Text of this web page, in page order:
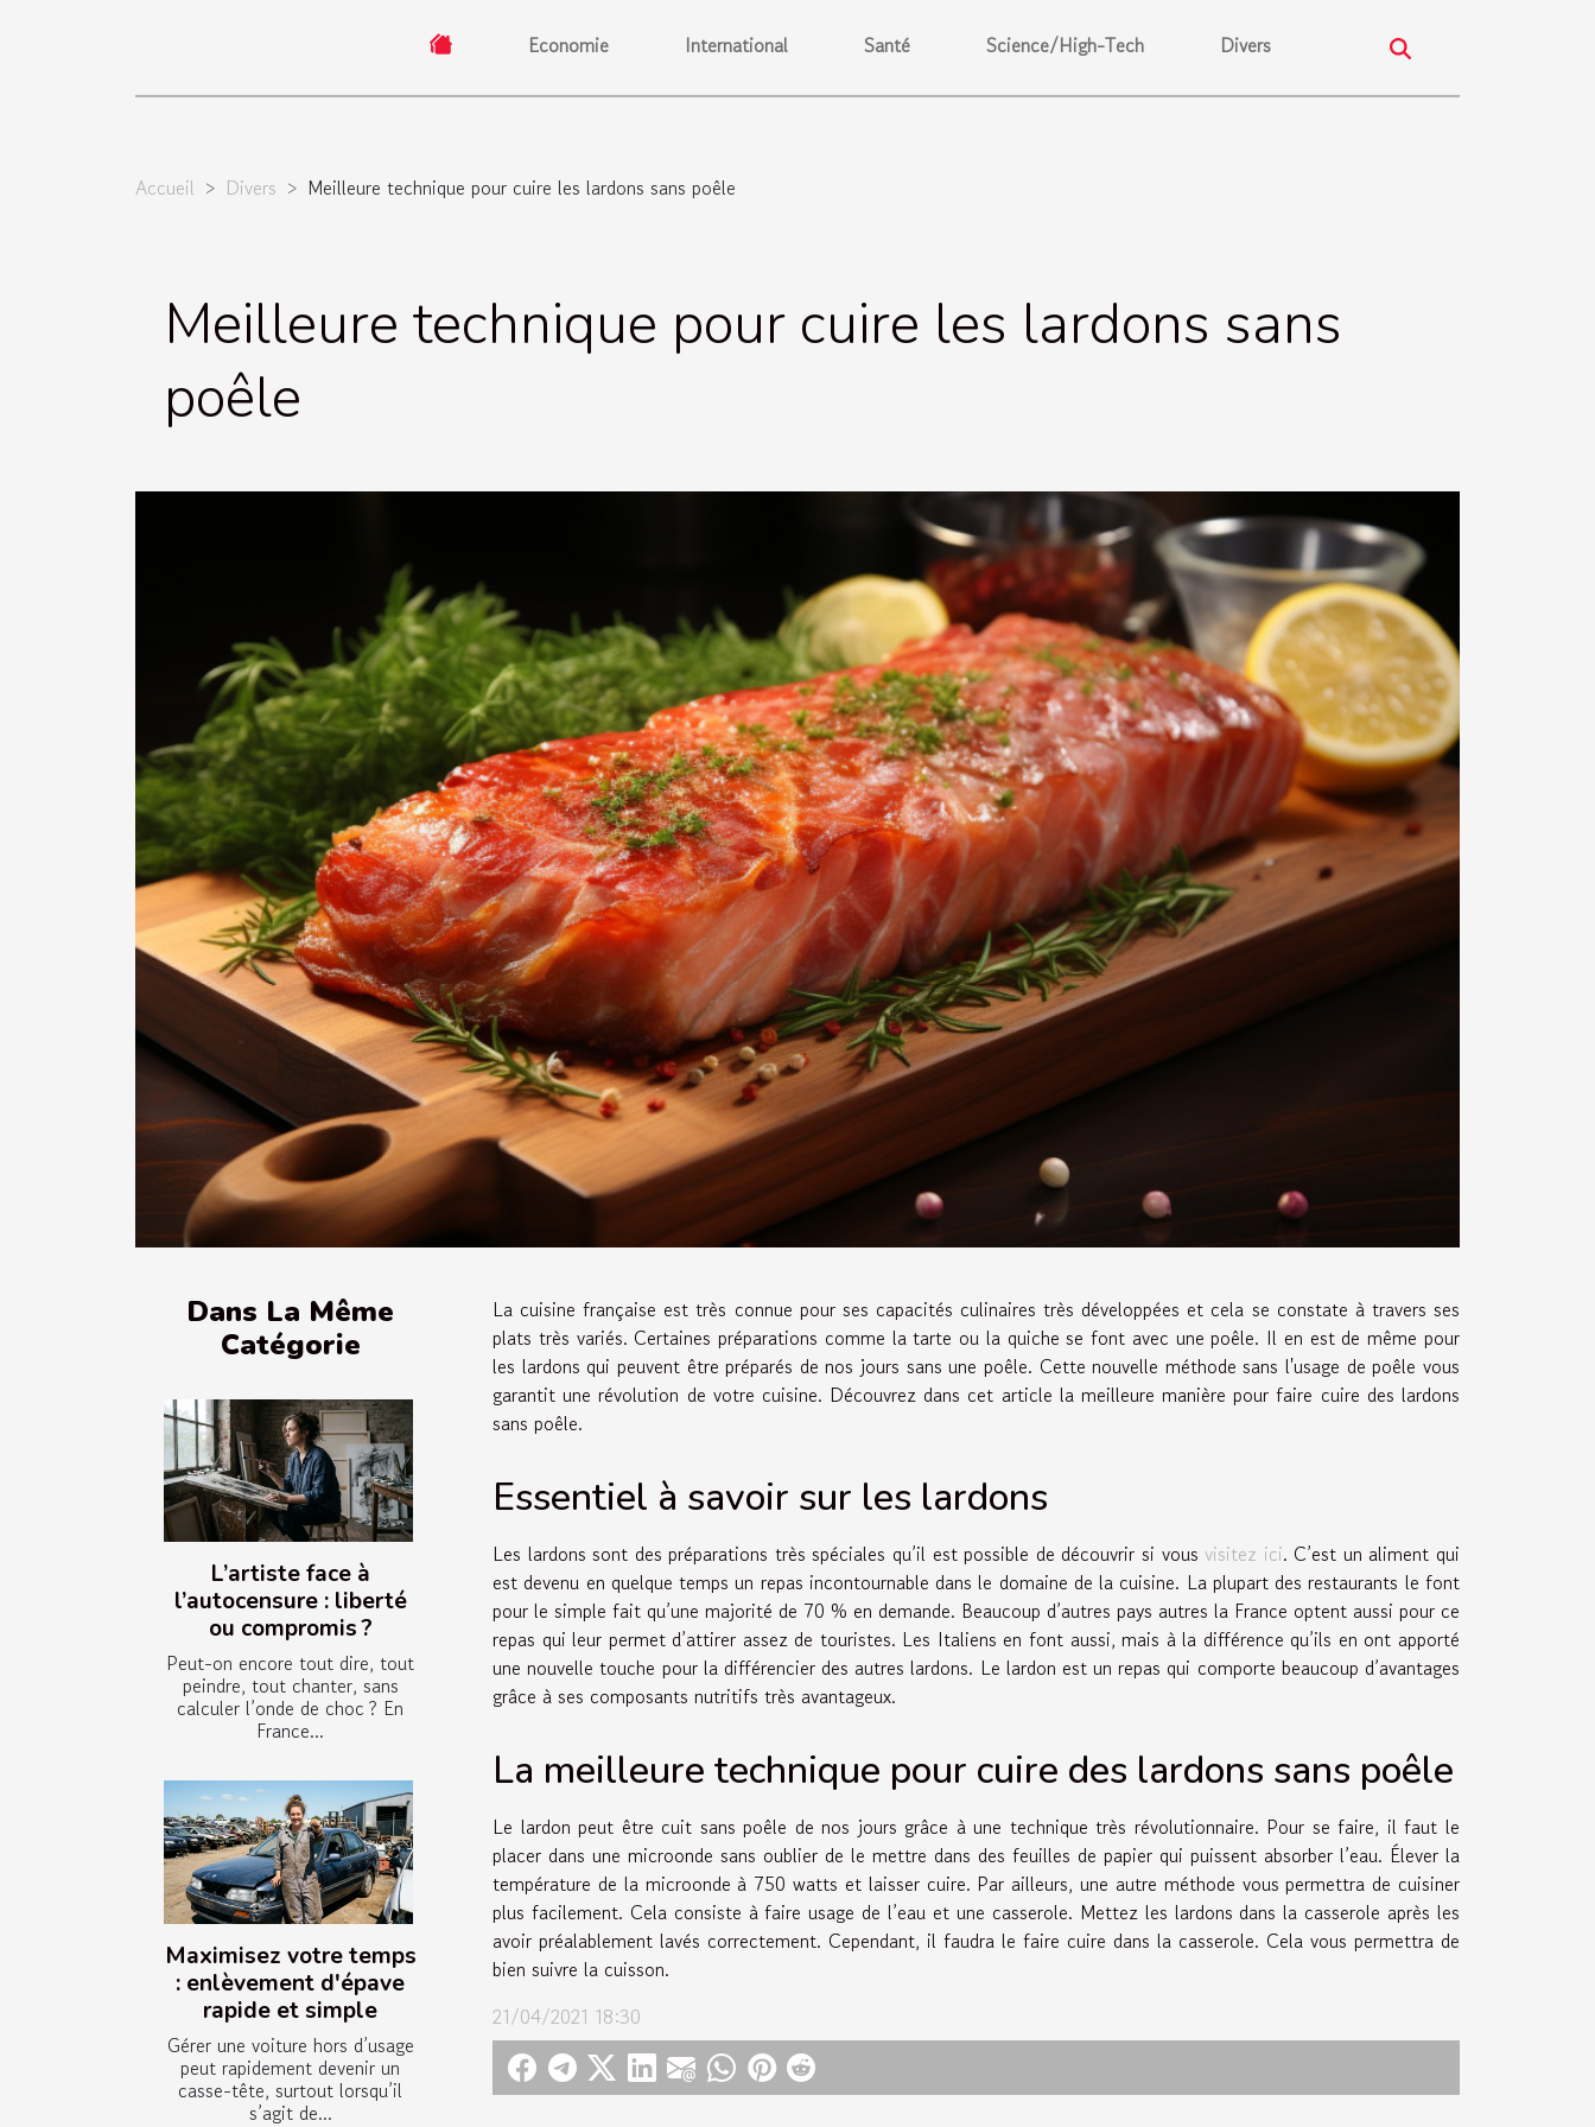
Economie International Santé Science/High-Tech Divers
Accueil Divers Meilleure technique pour cuire les lardons sans poêle
Meilleure technique pour cuire les lardons sans
poêle
Dans La Même
Catégorie
L’artiste face à
l’autocensure : liberté
ou compromis ?
Peut-on encore tout dire, tout
peindre, tout chanter, sans
calculer l’onde de choc ? En
France...
Maximisez votre temps
: enlèvement d'épave
rapide et simple
Gérer une voiture hors d’usage
peut rapidement devenir un
casse-tête, surtout lorsqu’il
s’agit de...
La cuisine française est très connue pour ses capacités culinaires très développées et cela se constate à travers ses
plats très variés. Certaines préparations comme la tarte ou la quiche se font avec une poêle. Il en est de même pour
les lardons qui peuvent être préparés de nos jours sans une poêle. Cette nouvelle méthode sans l'usage de poêle vous
garantit une révolution de votre cuisine. Découvrez dans cet article la meilleure manière pour faire cuire des lardons
sans poêle.
Essentiel à savoir sur les lardons
Les lardons sont des préparations très spéciales qu’il est possible de découvrir si vousvisitez ici. C’est un aliment qui
est devenu en quelque temps un repas incontournable dans le domaine de la cuisine. La plupart des restaurants le font
pour le simple fait qu’une majorité de 70 % en demande. Beaucoup d’autres pays autres la France optent aussi pour ce
repas qui leur permet d’attirer assez de touristes. Les Italiens en font aussi, mais à la différence qu’ils en ont apporté
une nouvelle touche pour la différencier des autres lardons. Le lardon est un repas qui comporte beaucoup d’avantages
grâce à ses composants nutritifs très avantageux.
La meilleure technique pour cuire des lardons sans poêle
Le lardon peut être cuit sans poêle de nos jours grâce à une technique très révolutionnaire. Pour se faire, il faut le
placer dans une microonde sans oublier de le mettre dans des feuilles de papier qui puissent absorber l’eau. Élever la
température de la microonde à 750 watts et laisser cuire. Par ailleurs, une autre méthode vous permettra de cuisiner
plus facilement. Cela consiste à faire usage de l’eau et une casserole. Mettez les lardons dans la casserole après les
avoir préalablement lavés correctement. Cependant, il faudra le faire cuire dans la casserole. Cela vous permettra de
bien suivre la cuisson.
21/04/2021 18:30